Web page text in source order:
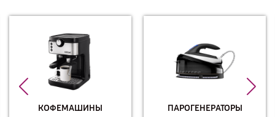
КОФЕМАШИНЫ ПАРОГЕНЕРАТОРЫ